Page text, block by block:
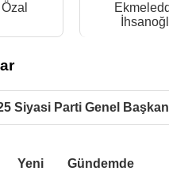
Siyasi Parti Genel
Yeni Gündemde